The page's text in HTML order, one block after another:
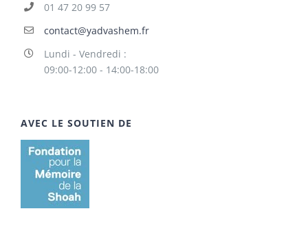
01 47 20 99 57
contact@yadvashem.fr
Lundi - Vendredi :
09:00-12:00 - 14:00-18:00
AVEC LE SOUTIEN DE